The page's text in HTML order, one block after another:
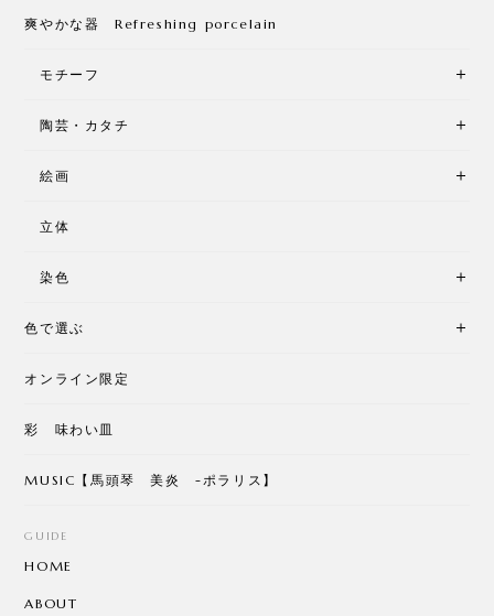
爽やかな器 Refreshing porcelain
モチーフ
陶芸・カタチ
絵画
立体
染色
色で選ぶ
オンライン限定
彩 味わい皿
MUSIC【馬頭琴 美炎 -ポラリス】
GUIDE
HOME
ABOUT